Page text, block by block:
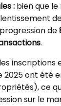
: bien que
de
.
les inscriptions
2025 ont été
ce
sur le